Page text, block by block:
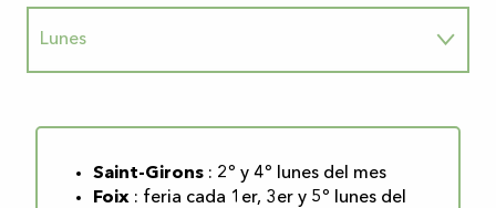
Lunes
MiércolesSaint-Girons : 2º y 4º lunes del mes
Foix : feria cada 1er, 3er y 5º lunes del